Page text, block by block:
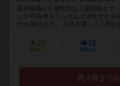
基本役職から個性的な上級役職まで
ック!司会者をランダムで決定でき
かvs.欺けるか。 正体を隠して人間に
10
興味あり
15
経験あり
再入荷まで